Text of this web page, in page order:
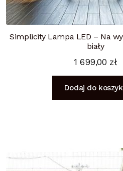
Simplicity Lampa LED – Na
biały
1 699,00 zł
Dodaj do